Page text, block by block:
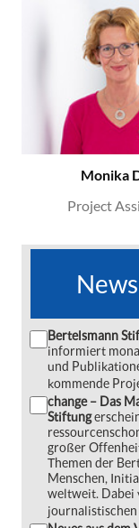
Monika
Project
Bertelsmann
informiert
und
kommende
change – Das
Stiftung
großer
Themen der
Menschen,
weltweit. Dabei
journalistischen